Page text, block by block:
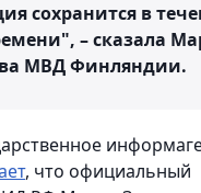
сохранится в
– сказала
МВД Финляндии.
, что официальный